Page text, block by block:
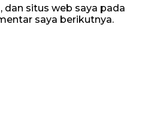
dan situs web saya pada
saya berikutnya.